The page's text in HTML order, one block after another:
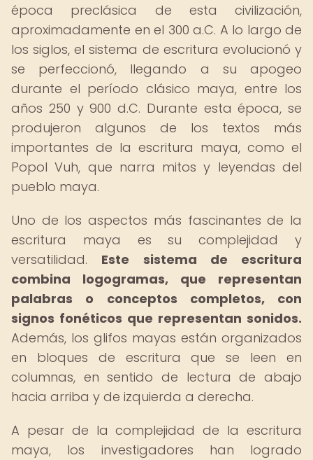
época preclásica de esta civilización,
aproximadamente en el 300 a.C. A lo largo de
los siglos, el sistema de escritura evolucionó y
se perfeccionó, llegando a su apogeo
durante el período clásico maya, entre los
años 250 y 900 d.C. Durante esta época, se
produjeron algunos de los textos más
importantes de la escritura maya, como el
Popol Vuh, que narra mitos y leyendas del
pueblo maya.
Uno de los aspectos más fascinantes de la
escritura maya es su complejidad y
versatilidad. Este sistema de escritura
combina logogramas, que representan
palabras o conceptos completos, con
signos fonéticos que representan sonidos.
Además, los glifos mayas están organizados
en bloques de escritura que se leen en
columnas, en sentido de lectura de abajo
hacia arriba y de izquierda a derecha.
A pesar de la complejidad de la escritura
maya, los investigadores han logrado